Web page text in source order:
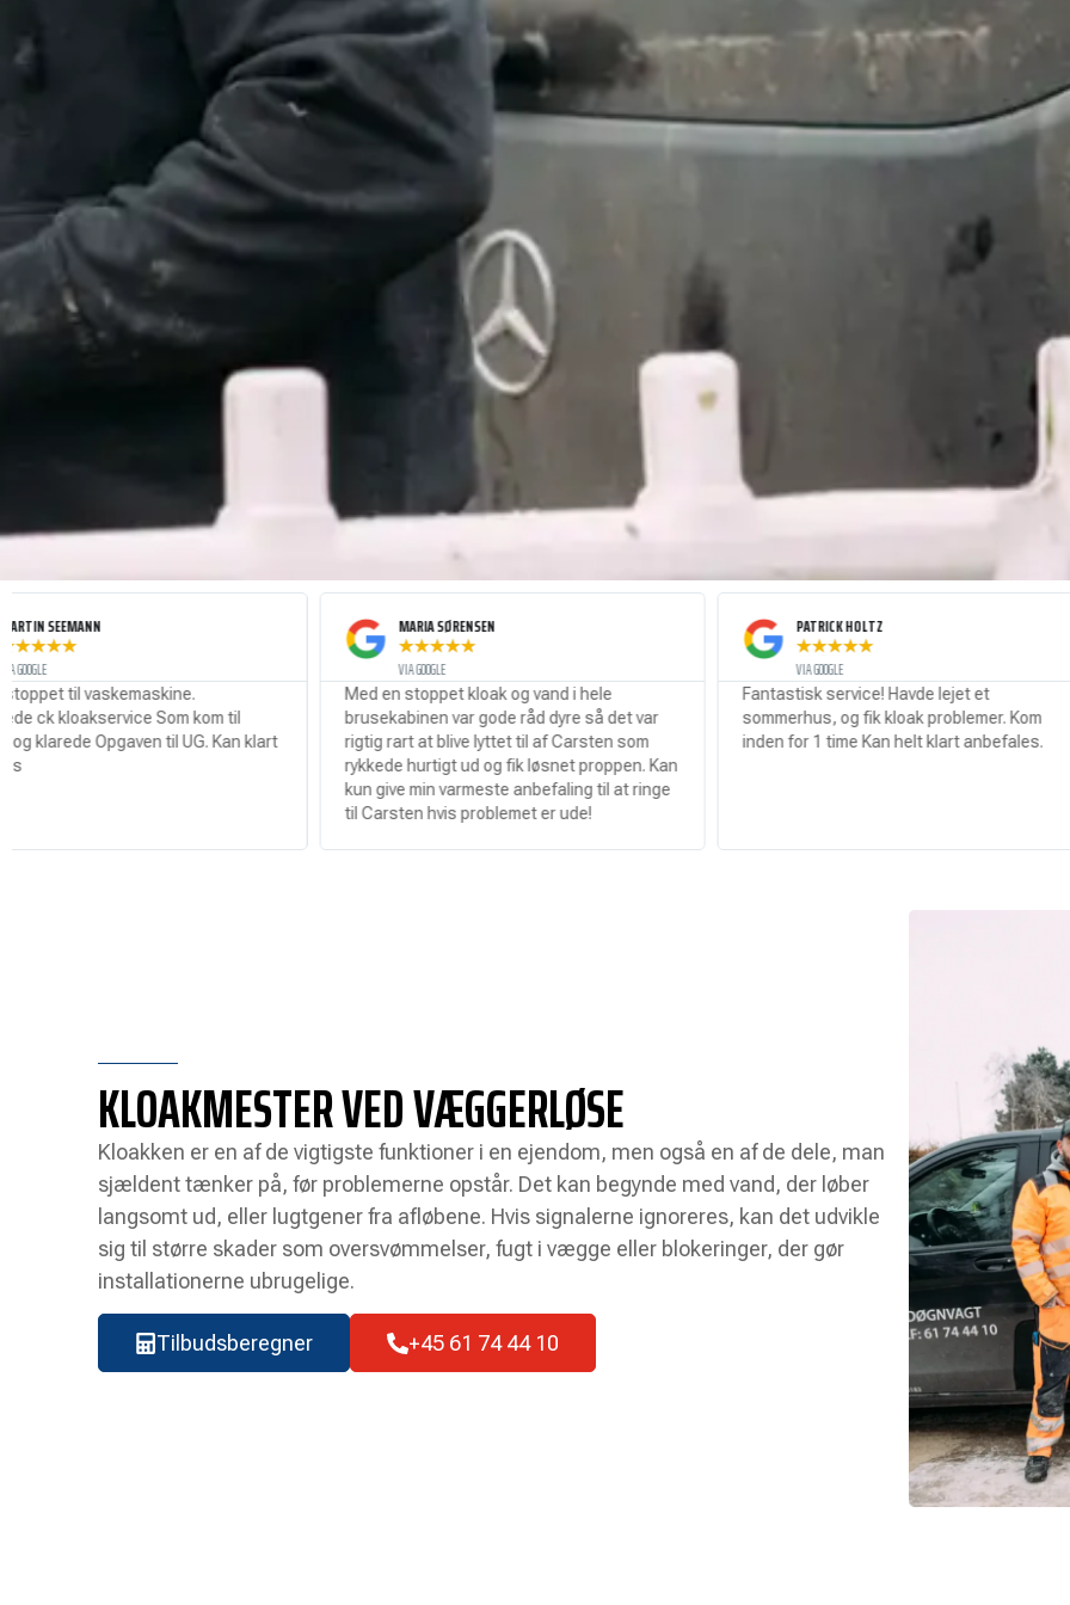
Som kom til
til UG. Kan klart
MARIA SØRENSEN
★★
Med en stoppet kloak og vand i hele
brusekabinen var gode råd dyre så det var
rigtig rart at blive lyttet til af Carsten som
rykkede hurtigt ud og fik løsnet proppen. Kan
kun give min varmeste anbefaling til at ringe
til Carsten hvis problemet er ude!
PATRICK HOLTZ
★★
Fantastisk service! Havde lejet et
sommerhus, og fik kloak problemer. Kom
inden for 1 time Kan helt klart anbefales.
KLOAKMESTER VED VÆGGERLØSE
Kloakken er en af de vigtigste funktioner i en ejendom, men også en af de dele, man
sjældent tænker på, før problemerne opstår. Det kan begynde med vand, der løber
langsomt ud, eller lugtgener fra afløbene. Hvis signalerne ignoreres, kan det udvikle
sig til større skader som oversvømmelser, fugt i vægge eller blokeringer, der gør
installationerne ubrugelige.
Tilbudsberegner +45 61 74 44 10